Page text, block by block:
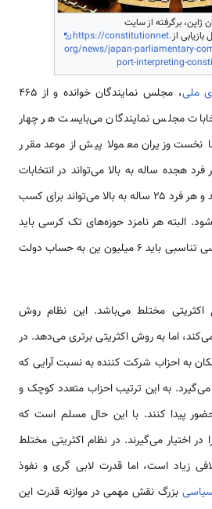
برگرفته از سایت
https://constitutionnet.
org/news/japan-parliamentary-
port-interpreting-
ملی
، مجلس نمایندگان خوانده و از ۴۶۵
مجلس نمایندگان می‌بایست هر چهار
نخست وزیران معمولا پیش از موعد مقرر
هجده ساله به بالا می‌تواند در انتخابات
مجلس نمایندگان شرکت کند و هر فرد ۲۵ ساله به بالا می‌تواند برای کسب
البته هر نامزد حوزه‌های تک کرسی باید
۳ میلیون ین و هر نامزد کرسی تناسبی باید ۶ میلیون ین به حساب دولت
اکثریتی مختلط می‌باشد. این نظام روش
اما به روش اکثریتی برتری می‌دهد. در
به احزاب شرکت کننده به نسبت آرایی که
به این ترتیب احزاب متعدد کوچک و
حضور پیدا کنند. با این حال مسلم است که
در اختیار می‌گیرند. در نظام اکثریتی مختلط
زیاد است، اما قدرت لابی گری و نفوذ
بزرگ نقش مهمی در موازنه قدرت این